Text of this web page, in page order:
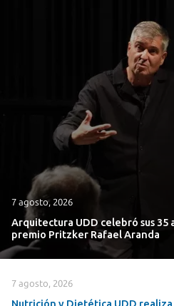
7 agosto, 2026
Arquitectura UDD celebró sus 35
premio Pritzker Rafael Aranda
7 agosto, 2026
Nutrición y Dietética UDD